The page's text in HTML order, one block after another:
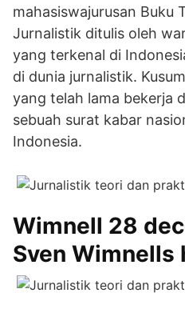
mahasiswajurusan Buku
Jurnalistik ditulis oleh
yang terkenal di
di dunia jurnalistik.
yang telah lama bekerja
sebuah surat kabar
Indonesia.
Wimnell 28
Sven Wimnells